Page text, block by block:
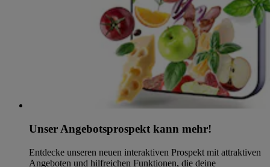
Unser Angebotsprospekt kann mehr!
Entdecke unseren neuen interaktiven Prospekt mit attraktiven
Angeboten und hilfreichen Funktionen, die deine